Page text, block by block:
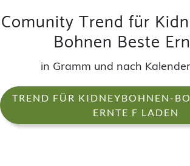
Comunity Trend für
Bohnen Beste
in Gramm und nach
TREND FÜR KIDNEYBOHNEN-
ERNTE F LADEN